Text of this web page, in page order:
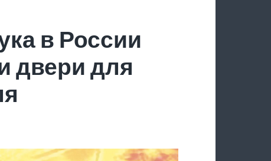
в России
двери для